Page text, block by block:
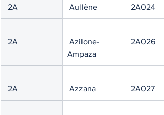
2A Aullène 2A024
2A
Ampaza
2A026
2A Azzana 2A027